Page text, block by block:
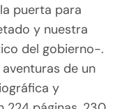
puerta para
y nuestra
del gobierno-.
de un
y